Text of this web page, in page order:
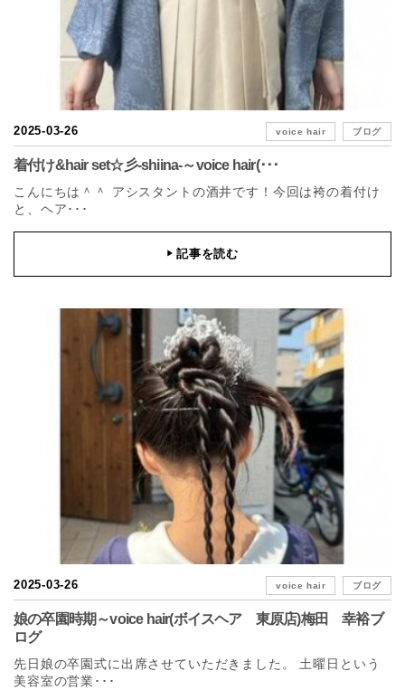
2025-03-26 voice hair ブログ
着付け&hair set☆彡-shiina-～voice hair(･･･
こんにちは＾＾ アシスタントの酒井です！今回は袴の着付け
と、ヘア･･･
▶記事を読む
2025-03-26 voice hair ブログ
娘の卒園時期～voice hair(ボイスヘア 東原店)梅田 幸裕ブ
ログ
先日娘の卒園式に出席させていただきました。 土曜日という
美容室の営業･･･